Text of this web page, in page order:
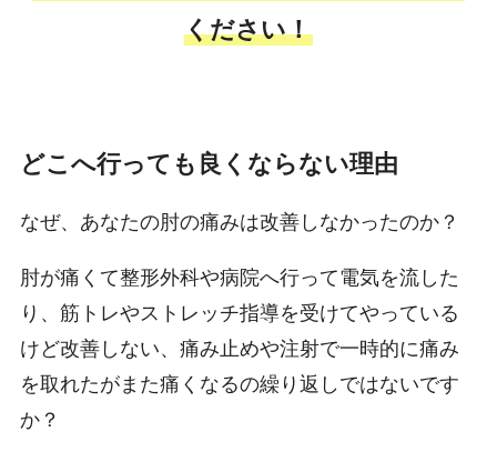
ください！
どこへ行っても良くならない理由
なぜ、あなたの肘の痛みは改善しなかったのか？
肘が痛くて整形外科や病院へ行って電気を流した
り、筋トレやストレッチ指導を受けてやっている
けど改善しない、痛み止めや注射で一時的に痛み
を取れたがまた痛くなるの繰り返しではないです
か？